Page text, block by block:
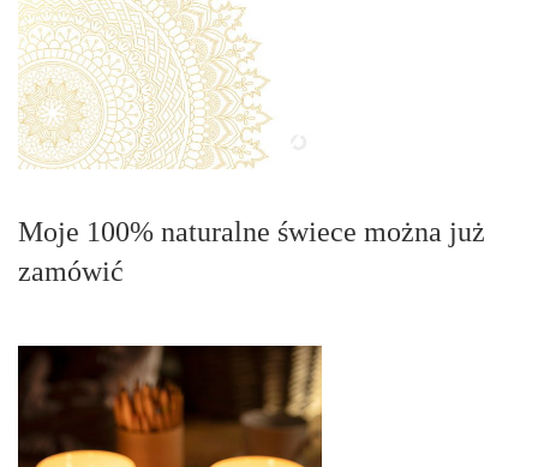
Moje 100% naturalne świece można już
zamówić